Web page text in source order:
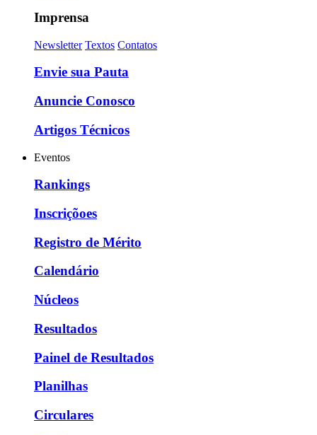
Imprensa
Newsletter Textos Contatos
Envie sua Pauta
Anuncie Conosco
Artigos Técnicos
Eventos
Rankings
Inscriçõoes
Registro de Mérito
Calendário
Núcleos
Resultados
Painel de Resultados
Planilhas
Circulares